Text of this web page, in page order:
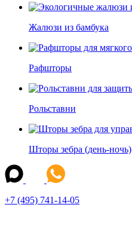
Жалюзи из бамбука
Рафшторы
Рольставни
Шторы зебра (день-ночь)
+7 (495) 741-14-05